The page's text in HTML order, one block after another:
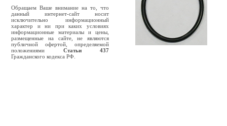
Обращаем Ваше внимание на то, что
данный интернет-сайт носит
исключительно информационный
характер и ни при каких условиях
информационные материалы и цены,
размещенные на сайте, не являются
публичной офертой, определяемой
положениями Статьи 437
Гражданского кодекса РФ.